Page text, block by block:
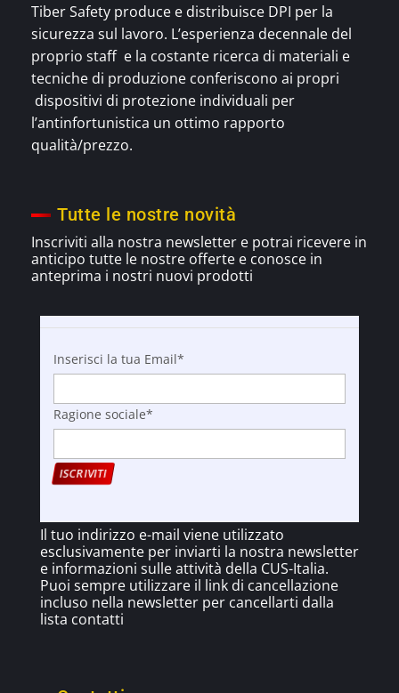
Tiber Safety produce e distribuisce DPI per la
sicurezza sul lavoro. L’esperienza decennale del
proprio staff e la costante ricerca di materiali e
tecniche di produzione conferiscono ai propri
dispositivi di protezione individuali per
l’antinfortunistica un ottimo rapporto
qualità/prezzo.
Tutte le nostre novità
Inscriviti alla nostra newsletter e potrai ricevere in
anticipo tutte le nostre offerte e conosce in
anteprima i nostri nuovi prodotti
Inserisci la tua Email*
Ragione sociale*
Il tuo indirizzo e-mail viene utilizzato
esclusivamente per inviarti la nostra newsletter
e informazioni sulle attività della CUS-Italia.
Puoi sempre utilizzare il link di cancellazione
incluso nella newsletter per cancellarti dalla
lista contatti